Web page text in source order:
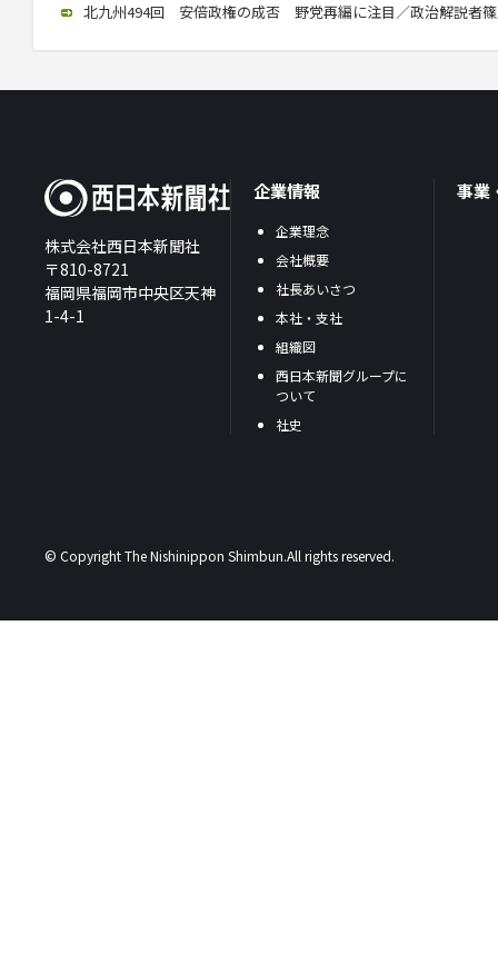
北九州494回 安倍政権の成否 野党再編に注目／政治解説者
株式会社西日本新聞社
〒810-8721
福岡県福岡市中央区天神
1-4-1
企業情報
企業理念
会社概要
社長あいさつ
本社・支社
組織図
西日本新聞グループに
ついて
社史
事業
© Copyright The Nishinippon Shimbun.All rights reserved.